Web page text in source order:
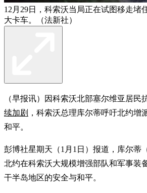
12月29日，科索沃当局正在试图移走堵
大卡车。（法新社）
（早报讯）因科索沃北部塞尔维亚居民
续加剧 ，科索沃总理库尔蒂呼吁北约增
和平。
彭博社星期天（1月1日）报道，库尔蒂
北约在科索沃大规模增强部队和军事装
干半岛地区的安全与和平。